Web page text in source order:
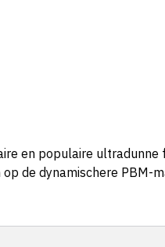
en populaire
de dynamischere PBM-